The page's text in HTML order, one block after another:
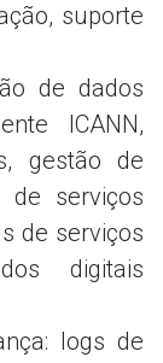
suporte
de dados
ICANN,
gestão de
serviços
de serviços
digitais
logs de